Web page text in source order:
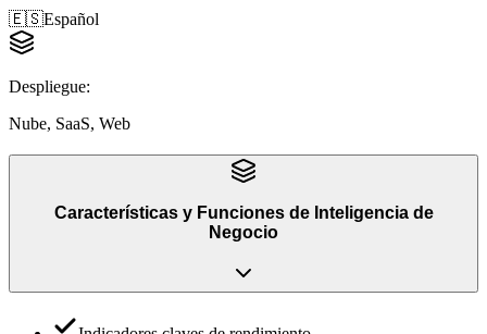
🇪🇸Español
Despliegue:
Nube, SaaS, Web
Características y Funciones de Inteligencia de
Negocio